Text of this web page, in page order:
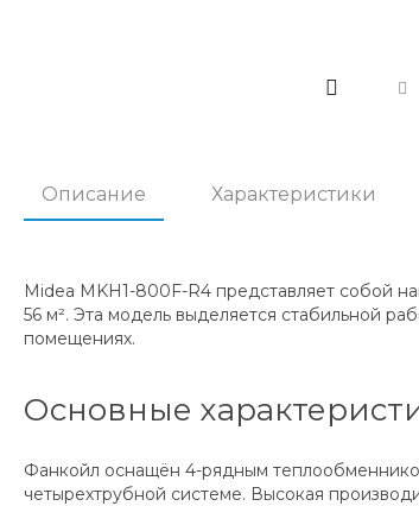
Описание Характеристики
Midea MKH1-800F-R4 представляет собой
56 м². Эта модель выделяется стабильной
помещениях.
Основные
Фанкойл оснащён 4-рядным
четырехтрубной системе. Высокая